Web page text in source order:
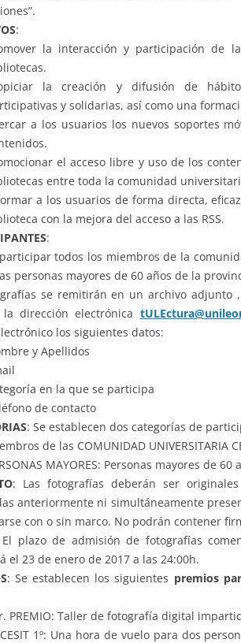
:
la interacción y participación de
la creación y difusión de
y solidarias, así como una
a los usuarios los nuevos soportes
el acceso libre y uso de los
entre toda la comunidad
a los usuarios de forma directa,
con la mejora del acceso a las RSS.
:
todos los miembros de la
personas mayores de 60 años de la
se remitirán en un archivo
dirección electrónica
los siguientes datos:
y Apellidos
en la que se participa
de contacto
: Se establecen dos categorías de
de las COMUNIDAD UNIVERSITARIA
MAYORES: Personas mayores de
: Las fotografías deberán ser
anteriormente ni simultáneamente
con o sin marco. No podrán contener
plazo de admisión de fotografías
el 23 de enero de 2017 a las 24:00h.
: Se establecen los siguientes premios
PREMIO: Taller de fotografía digital
1º: Una hora de vuelo para dos